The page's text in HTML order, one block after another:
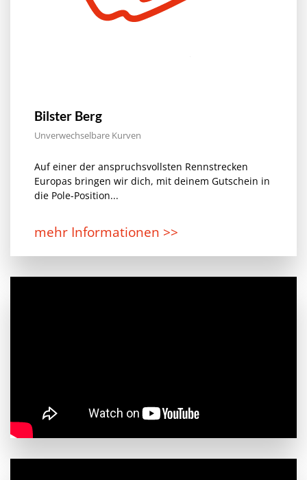
Bilster Berg
Unverwechselbare Kurven
Auf einer der anspruchsvollsten Rennstrecken
Europas bringen wir dich, mit deinem Gutschein in
die Pole-Position...
mehr Informationen >>